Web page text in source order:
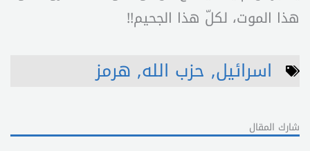
هذا الموت، لكلّ هذا الجحيم!!
اسرائيل, حزب الله, هرمز
شارك المقال